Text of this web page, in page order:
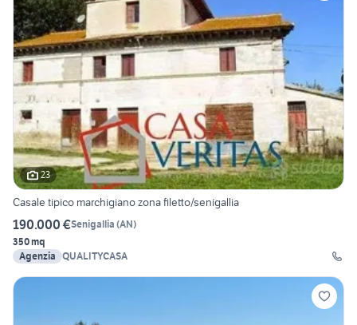
23
Casale tipico marchigiano zona filetto/senigallia
190.000 €Senigallia (AN)
350 mq
Agenzia QUALITYCASA